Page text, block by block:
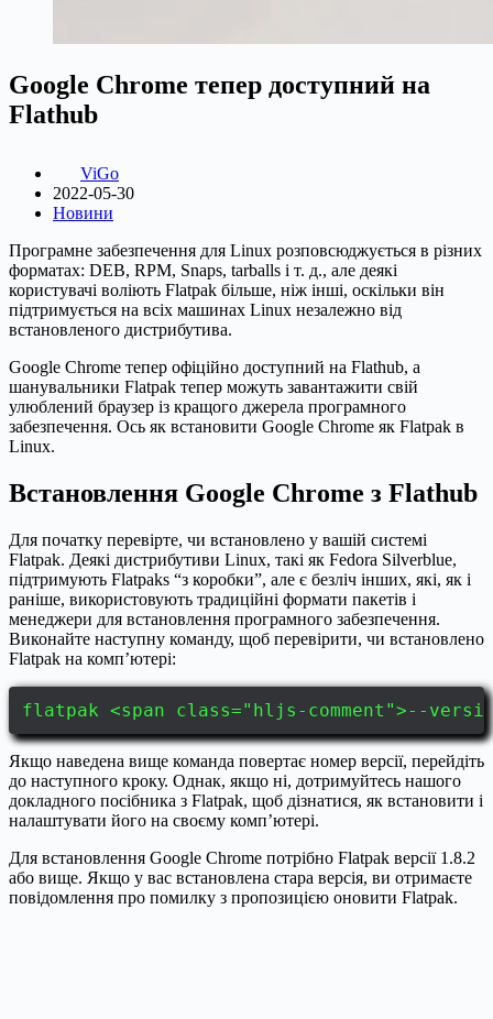
Google Chrome тепер доступний на
Flathub
ViGo
2022-05-30
Новини
Програмне забезпечення для Linux розповсюджується в різних
форматах: DEB, RPM, Snaps, tarballs і т. д., але деякі
користувачі воліють Flatpak більше, ніж інші, оскільки він
підтримується на всіх машинах Linux незалежно від
встановленого дистрибутива.
Google Chrome тепер офіційно доступний на Flathub, а
шанувальники Flatpak тепер можуть завантажити свій
улюблений браузер із кращого джерела програмного
забезпечення. Ось як встановити Google Chrome як Flatpak в
Linux.
Встановлення Google Chrome з Flathub
Для початку перевірте, чи встановлено у вашій системі
Flatpak. Деякі дистрибутиви Linux, такі як Fedora Silverblue,
підтримують Flatpaks “з коробки”, але є безліч інших, які, як і
раніше, використовують традиційні формати пакетів і
менеджери для встановлення програмного забезпечення.
Виконайте наступну команду, щоб перевірити, чи встановлено
Flatpak на комп’ютері:
flatpak <span class="hljs-comment">--
Якщо наведена вище команда повертає номер версії, перейдіть
до наступного кроку. Однак, якщо ні, дотримуйтесь нашого
докладного посібника з Flatpak, щоб дізнатися, як встановити і
налаштувати його на своєму комп’ютері.
Для встановлення Google Chrome потрібно Flatpak версії 1.8.2
або вище. Якщо у вас встановлена стара версія, ви отримаєте
повідомлення про помилку з пропозицією оновити Flatpak.